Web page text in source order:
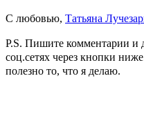
С любовью, Татьяна
P.S. Пишите комментарии и
соц.сетях через кнопки
полезно то, что я делаю.